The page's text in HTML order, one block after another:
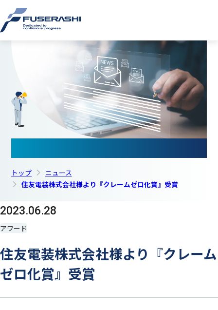
トップ
ニュース
住友電装株式会社様より『クレームゼロ化賞』受賞
2023.06.28
アワード
住友電装株式会社様より『クレーム
ゼロ化賞』受賞